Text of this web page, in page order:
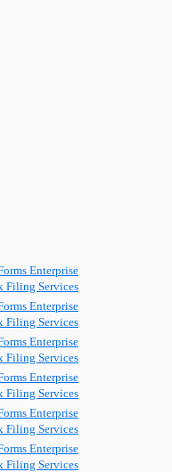
Enterprise
Filing Services
Enterprise
Filing Services
Enterprise
Filing Services
Enterprise
Filing Services
Enterprise
Filing Services
Enterprise
Filing Services